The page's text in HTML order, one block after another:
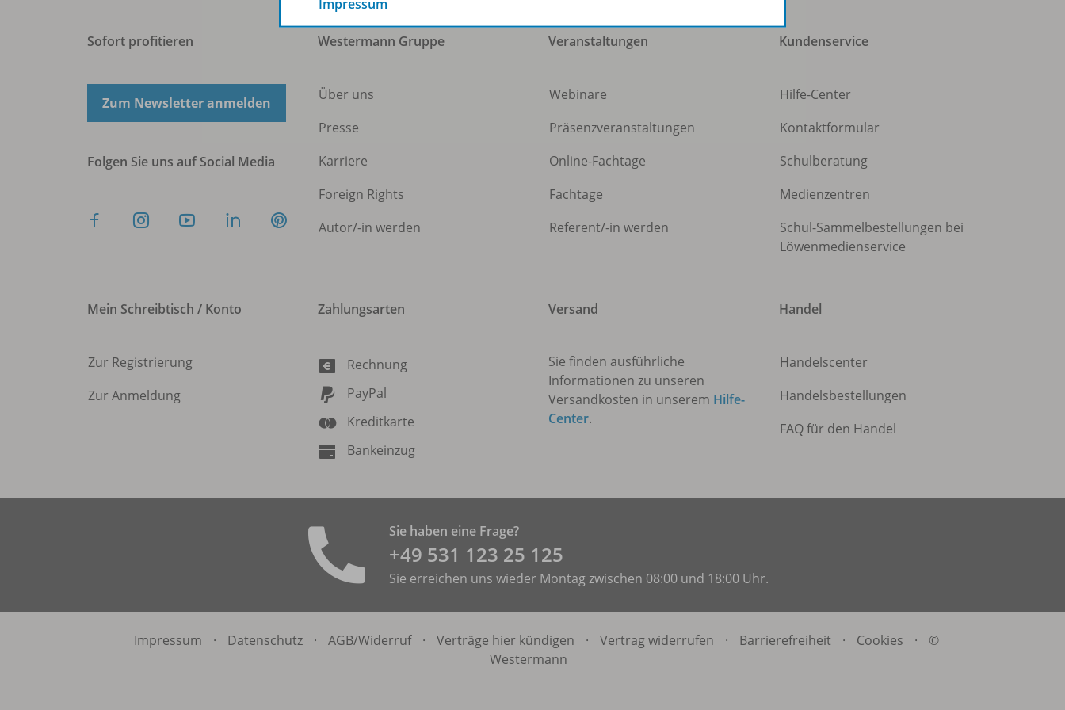
Sofort profitieren
Zum Newsletter anmelden
Folgen Sie uns auf Social Media
Westermann Gruppe
Über uns
Presse
Karriere
Foreign Rights
Autor/-in werden
Veranstaltungen
Webinare
Präsenzveranstaltungen
Online-Fachtage
Fachtage
Referent/-in werden
Kundenservice
Hilfe-Center
Kontaktformular
Schulberatung
Medienzentren
Schul-Sammelbestellungen bei
Löwenmedienservice
Mein Schreibtisch / Konto
Zur Registrierung
Zur Anmeldung
Zahlungsarten
Rechnung
PayPal
Kreditkarte
Bankeinzug
Versand
Sie finden ausführliche
Informationen zu unseren
Versandkosten in unserem Hilfe-
Center.
Handel
Handelscenter
Handelsbestellungen
FAQ für den Handel
Sie haben eine Frage?
+49 531 ­123 25 125
Sie erreichen uns wieder Montag zwischen 08:00 und 18:00 Uhr.
Impressum · Datenschutz · AGB/Widerruf · Verträge hier kündigen · Vertrag widerrufen · Barrierefreiheit · Cookies ·
©
Westermann
Impressum